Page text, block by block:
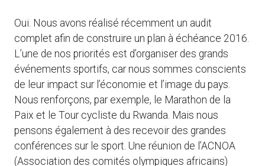
Oui. Nous avons réalisé récemment un audit
complet afin de construire un plan à échéance 2016.
L’une de nos priorités est d’organiser des grands
événements sportifs, car nous sommes conscients
de leur impact sur l’économie et l’image du pays.
Nous renforçons, par exemple, le Marathon de la
Paix et le Tour cycliste du Rwanda. Mais nous
pensons également à des recevoir des grandes
conférences sur le sport. Une réunion de l’ACNOA
(Association des comités olympiques africains)